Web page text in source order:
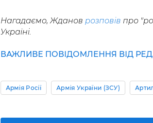
Нагадаємо, Жданов розповів про
Україні.
ВАЖЛИВЕ ПОВІДОМЛЕННЯ ВІД
Армія Росії Армія України (ЗСУ)